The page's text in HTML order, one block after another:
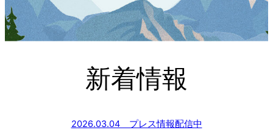
新着情報
2026.03.04 プレス情報配信中